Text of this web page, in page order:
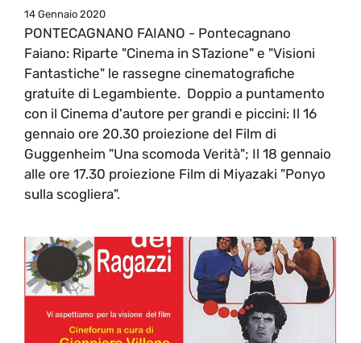
14 Gennaio 2020
PONTECAGNANO FAIANO - Pontecagnano
Faiano: Riparte "Cinema in STazione" e "Visioni
Fantastiche" le rassegne cinematografiche
gratuite di Legambiente. Doppio a puntamento
con il Cinema d'autore per grandi e piccini: Il 16
gennaio ore 20.30 proiezione del Film di
Guggenheim "Una scomoda Verità"; Il 18 gennaio
alle ore 17.30 proiezione Film di Miyazaki "Ponyo
sulla scogliera".